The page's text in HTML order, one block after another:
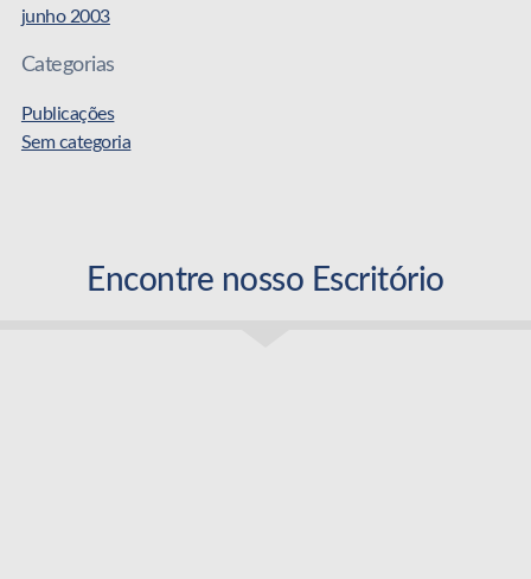
junho 2003
Categorias
Publicações
Sem categoria
Encontre nosso Escritório